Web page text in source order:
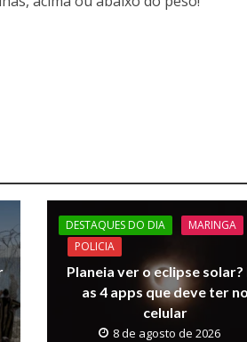
DESTAQUES DO DIA
MARINGA
POLICIA
Planeia ver o eclipse solar?
as 4 apps que deve ter no
celular
8 de agosto de 2026